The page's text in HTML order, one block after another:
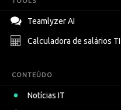
Teamlyzer AI
Calculadora de salários TI
CONTEÚDO
Notícias IT